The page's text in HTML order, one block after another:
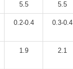
5.5 5.5
0.2-0.4 0.3-0.4
1.9 2.1